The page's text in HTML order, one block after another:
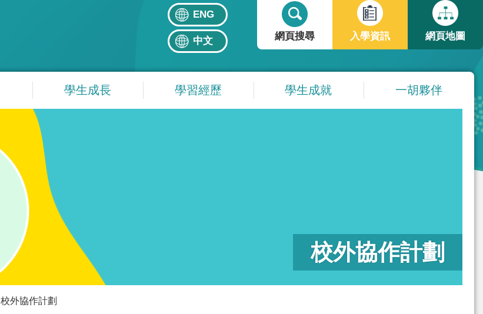
ENG
中文
搜
尋
表
單
網頁搜尋
入學資訊 網頁地圖
學生成長 學習經歷 學生成就 一胡夥伴
校外協作計劃
校外協作計劃